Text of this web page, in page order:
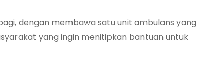
dengan membawa satu unit ambulans yang
yang ingin menitipkan bantuan untuk